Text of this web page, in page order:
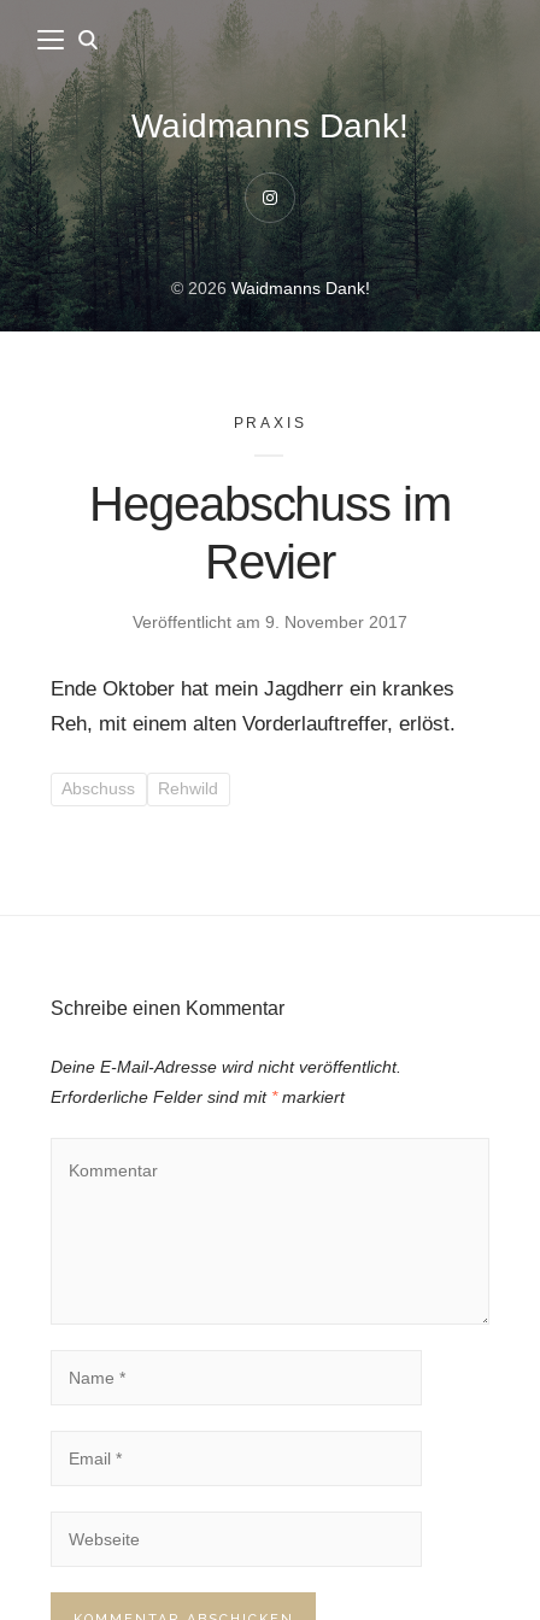
Waidmanns Dank!
Instagram
© 2026Waidmanns Dank!
PRAXIS
Hegeabschuss im
Revier
Veröffentlicht am 9. November 2017
Ende Oktober hat mein Jagdherr ein krankes
Reh, mit einem alten Vorderlauftreffer, erlöst.
Abschuss Rehwild
Schreibe einen Kommentar
Deine E-Mail-Adresse wird nicht veröffentlicht.
Erforderliche Felder sind mit *markiert